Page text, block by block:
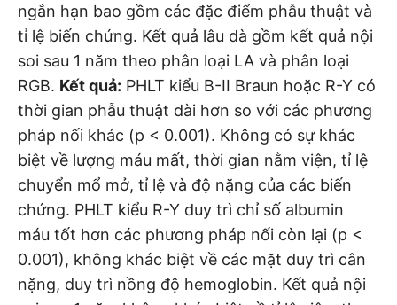
ngắn hạn bao gồm các đặc điểm phẫu thuật và
tỉ lệ biến chứng. Kết quả lâu dà gồm kết quả nội
soi sau 1 năm theo phân loại LA và phân loại
RGB. Kết quả: PHLT kiểu B-II Braun hoặc R-Y có
thời gian phẫu thuật dài hơn so với các phương
pháp nối khác (p < 0.001). Không có sự khác
biệt về lượng máu mất, thời gian nằm viện, tỉ lệ
chuyển mổ mở, tỉ lệ và độ nặng của các biến
chứng. PHLT kiểu R-Y duy trì chỉ số albumin
máu tốt hơn các phương pháp nối còn lại (p <
0.001), không khác biệt về các mặt duy trì cân
nặng, duy trì nồng độ hemoglobin. Kết quả nội